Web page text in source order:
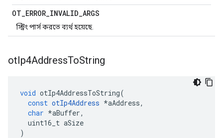
OT_ERROR_INVALID_ARGS
স্ট্রিং পার্স করতে ব্যর্থ হয়েছে.
otIp4AddressToString
void otIp4AddressToString(
const otIp4Address *aAddress,
char *aBuffer,
uint16_t aSize
)